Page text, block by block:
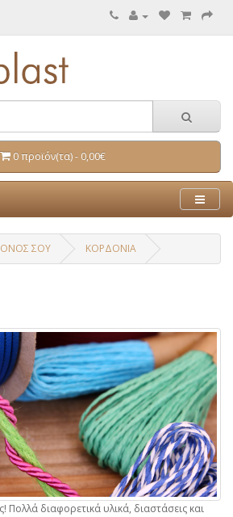
0 προϊόν(τα) - 0,00€
ΣΟΥ ΚΟΡΔΟΝΙΑ
Πολλά διαφορετικά υλικά, διαστάσεις και